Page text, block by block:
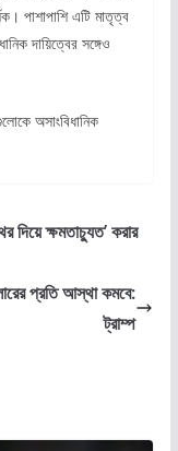
পাশাপাশি এটি মাতৃত্ব
দায়িত্বের সঙ্গেও
অসাংবিধানিক
দিয়ে ক্ষমতাচ্যুত’ করার
প্রতি আস্থা কমবে:
ট্রাম্প